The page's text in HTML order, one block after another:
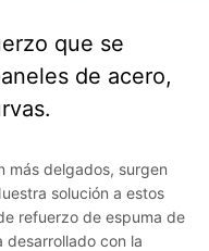
que se
de acero,
más delgados, surgen
solución a estos
refuerzo de espuma de
desarrollado con la